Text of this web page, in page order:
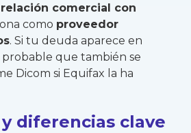
comercial con
como proveedor
. Si tu deuda aparece en
probable que también se
Dicom si Equifax la ha
diferencias clave